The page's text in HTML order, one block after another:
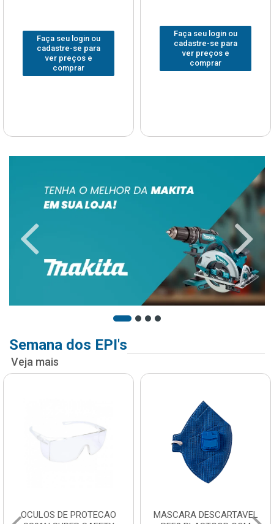
Faça seu login ou
cadastre-se para
ver preços e
comprar
Faça seu login ou
cadastre-se para
ver preços e
comprar
Semana dos EPI's
Veja mais
OCULOS DE PROTECAO
MASCARA DESCARTAVEL